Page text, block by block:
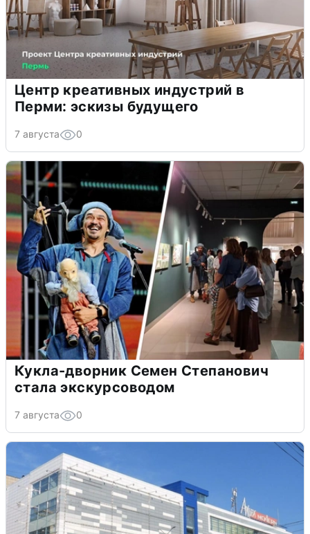
Центр креативных индустрий в
Перми: эскизы будущего
7 августа 0
Кукла-дворник Семен Степанович
стала экскурсоводом
7 августа 0